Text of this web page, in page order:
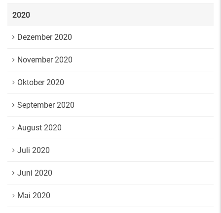
2020
Dezember 2020
November 2020
Oktober 2020
September 2020
August 2020
Juli 2020
Juni 2020
Mai 2020